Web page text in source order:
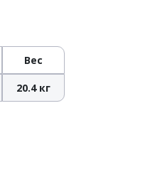
Вес
20.4 кг